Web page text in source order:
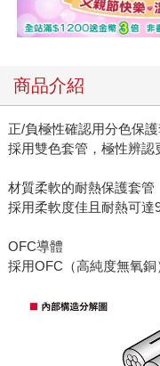
商品介紹
正/負極性確認用分色保
採用雙色套管，極性辨認
材質柔軟的耐熱保護套管
採用柔軟度佳且耐熱可
OFC導體
採用OFC（高純度無氧